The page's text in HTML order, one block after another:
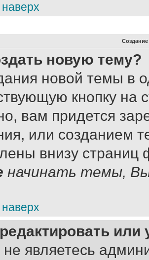
новую тему?
новой темы в
кнопку
вам придется
или созданием
внизу
начинать темы,
являетесь